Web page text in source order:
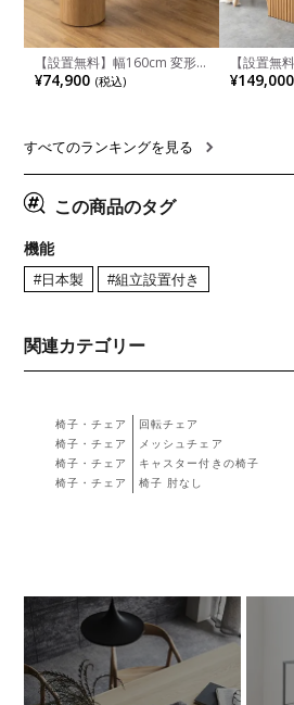
【設置無料】幅160cm 変形
半円 ダイニングテーブル モ
ルタル風 LENAS コンクリー
リア風 グレージュ
¥74,900 (税込)
【設置無
グテーブ
セラミッ
¥149,000
すべてのランキングを見る
この商品のタグ
機能
#日本製 #組立設置付き
関連カテゴリー
椅子・チェア
回転チェア
椅子・チェア
メッシュチェア
椅子・チェア
キャスター付きの椅子
椅子・チェア
椅子 肘なし